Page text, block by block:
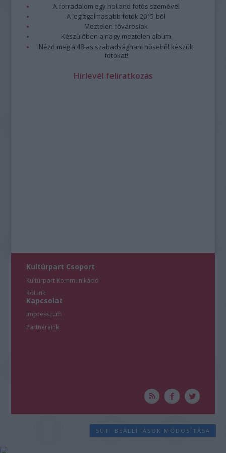
A forradalom egy holland fotós szemével
A legizgalmasabb fotók 2015-ből
Meztelen fővárosiak
Készülőben a nagy meztelen album
Nézd meg a 48-as szabadságharc hőseiről készült
fotókat!
Hírlevél feliratkozás
Kultúrpart Csoport
Kultúrpart Kommunikáció
Rólunk
Kapcsolat
Impresszum
Partnereink
SÜTI BEÁLLÍTÁSOK MÓDOSÍTÁSA